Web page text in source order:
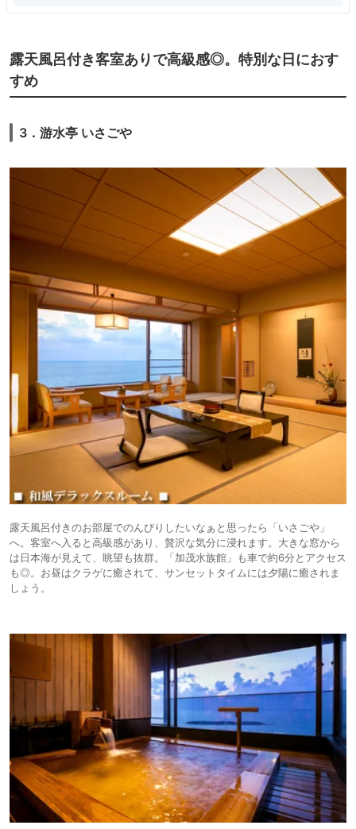
伺った日は天気が悪く、夕日や露天風呂が叶わなかったので残念でした。
翌日はお天気で素敵な景色を見られ、露天にも入れました！
お食事や温泉でのんびり過ごせるいいお宿でした(^^)
露天風呂付き客室ありで高級感◎。特別な日におす
すめ
3．游水亭 いさごや
露天風呂付きのお部屋でのんびりしたいなぁと思ったら「いさごや」
へ。客室へ入ると高級感があり、贅沢な気分に浸れます。大きな窓から
は日本海が見えて、眺望も抜群。「加茂水族館」も車で約6分とアクセス
も◎。お昼はクラゲに癒されて、サンセットタイムには夕陽に癒されま
しょう。